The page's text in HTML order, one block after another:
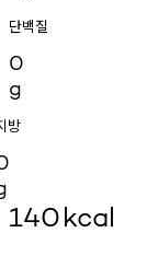
단백질
0
g
방
140kcal